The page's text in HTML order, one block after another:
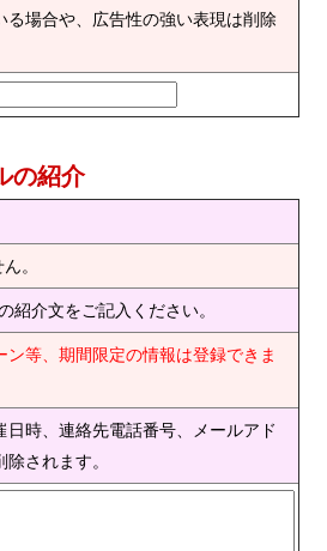
場合や、広告性の強い表現は削除
の紹介
。
紹介文をご記入ください。
等、期間限定の情報は登録できま
時、連絡先電話番号、メールアド
されます。